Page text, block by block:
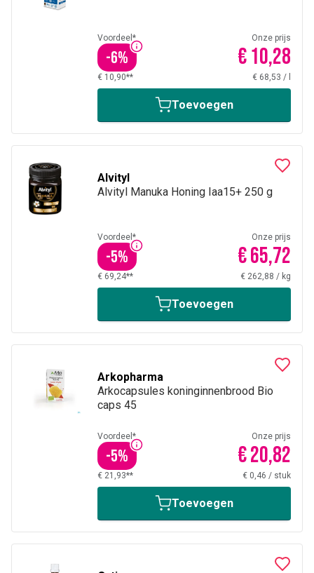
Voordeel*
-6%
Onze prijs
€ 10,28
€ 10,90** € 68,53 /
Toevoegen
Alvityl
Alvityl Manuka Honing Iaa15+ 250 g
Voordeel*
-5%
Onze prijs
€ 65,72
€ 69,24** € 262,88 / kg
Toevoegen
Arkopharma
Arkocapsules koninginnenbrood Bio
caps 45
Voordeel*
-5%
Onze prijs
€ 20,82
€ 21,93** € 0,46 / stuk
Toevoegen